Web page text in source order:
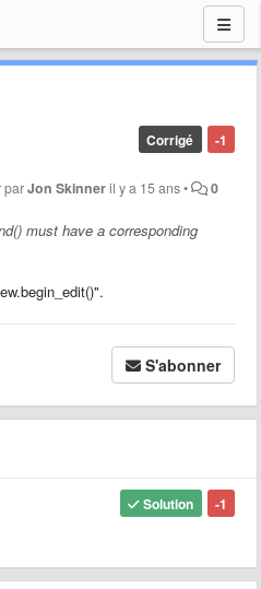
-1
Corrigé
parJon Skinneril y a 15 ans• 0
must have a corresponding
S'abonner
-1
Solution